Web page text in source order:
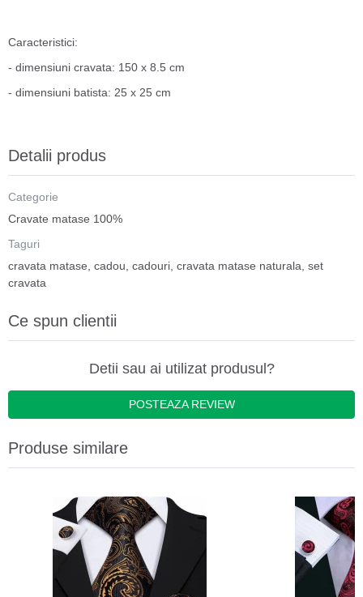
Caracteristici:
- dimensiuni cravata: 150 x 8.5 cm
- dimensiuni batista: 25 x 25 cm
Detalii produs
Categorie
Cravate matase 100%
Taguri
cravata matase cadou cadouri cravata matase naturala set
cravata
Ce spun clientii
Detii sau ai utilizat produsul?
POSTEAZA REVIEW
Produse similare